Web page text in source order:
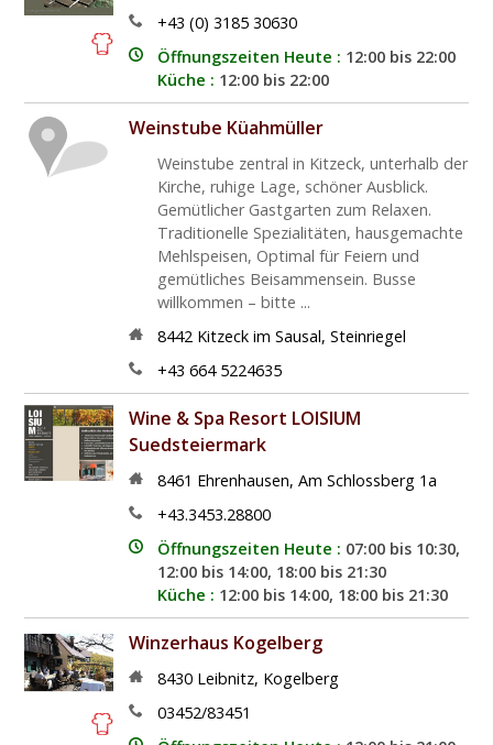
+43 (0) 3185 30630
Öffnungszeiten Heute : 12:00 bis 22:00
Küche : 12:00 bis 22:00
Weinstube Küahmüller
Weinstube zentral in Kitzeck, unterhalb der
Kirche, ruhige Lage, schöner Ausblick.
Gemütlicher Gastgarten zum Relaxen.
Traditionelle Spezialitäten, hausgemachte
Mehlspeisen, Optimal für Feiern und
gemütliches Beisammensein. Busse
willkommen – bitte ...
8442 Kitzeck im Sausal, Steinriegel
+43 664 5224635
Wine & Spa Resort LOISIUM
Suedsteiermark
8461 Ehrenhausen, Am Schlossberg 1a
+43.3453.28800
Öffnungszeiten Heute : 07:00 bis 10:30,
12:00 bis 14:00, 18:00 bis 21:30
Küche : 12:00 bis 14:00, 18:00 bis 21:30
Winzerhaus Kogelberg
8430 Leibnitz, Kogelberg
03452/83451